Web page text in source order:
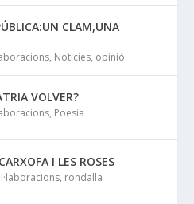
CLAM,UNA
, Notícies, opinió
VOLVER?
, Poesia
I LES ROSES
, rondalla